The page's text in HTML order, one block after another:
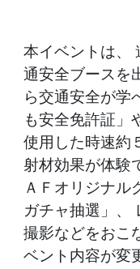
本イベントは、
通安全ブースを
ら交通安全が学
も安全免許証」
使用した時速約
射材効果が体験
ＡＦオリジナル
ガチャ抽選」、
撮影などをおこ
ベント内容が変